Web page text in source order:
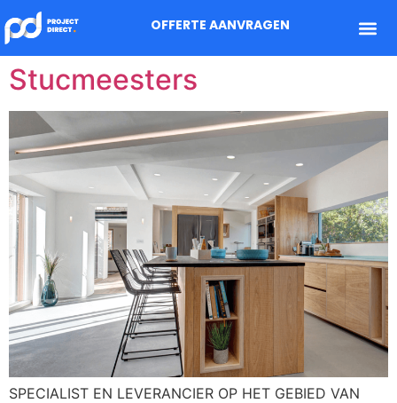
OFFERTE AANVRAGEN
Stucmeesters
SPECIALIST EN LEVERANCIER OP HET GEBIED VAN